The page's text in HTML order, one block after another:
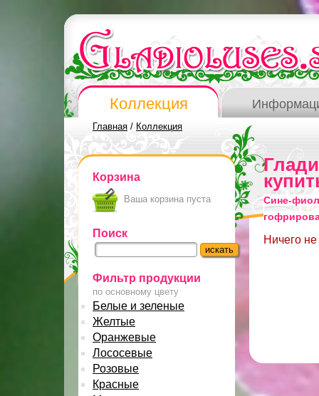
Коллекция
Главная / Коллекция
Корзина
Ваша корзина пуста
Поиск
Фильтр продукции
по основному цвету
Белые и зеленые
Желтые
Оранжевые
Лососевые
Розовые
Красные
Сине-
Ничего